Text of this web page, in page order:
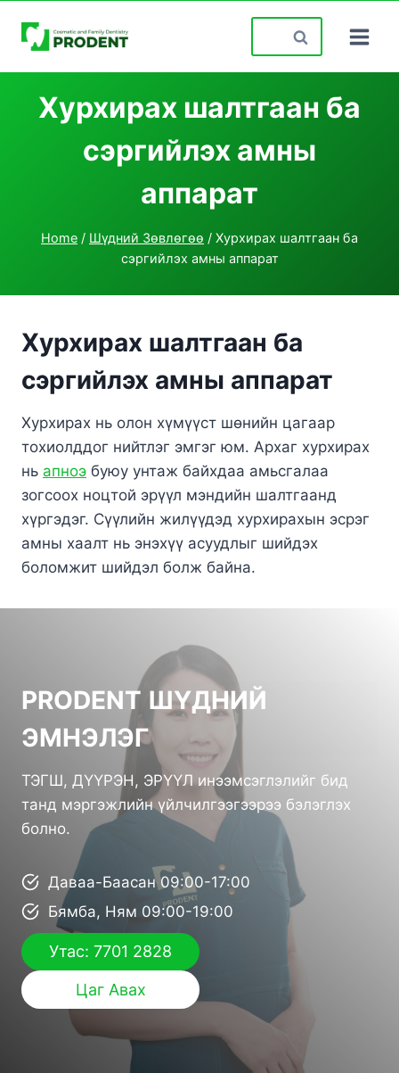
Search
for:
Хурхирах шалтгаан ба
сэргийлэх амны
аппарат
Home / Шүдний Зөвлөгөө / Хурхирах шалтгаан ба
сэргийлэх амны аппарат
Хурхирах шалтгаан ба
сэргийлэх амны аппарат
Хурхирах нь олон хүмүүст шөнийн цагаар
тохиолддог нийтлэг эмгэг юм. Архаг хурхирах
нь апноэ буюу унтаж байхдаа амьсгалаа
зогсоох ноцтой эрүүл мэндийн шалтгаанд
хүргэдэг. Сүүлийн жилүүдэд хурхирахын эсрэг
амны хаалт нь энэхүү асуудлыг шийдэх
боломжит шийдэл болж байна.
PRODENT ШҮДНИЙ
ЭМНЭЛЭГ
ТЭГШ, ДҮҮРЭН, ЭРҮҮЛ инээмсэглэлийг бид
танд мэргэжлийн үйлчилгээгээрээ бэлэглэх
болно.
Даваа-Баасан 09:00-17:00
Бямба, Ням 09:00-19:00
Утас: 7701 2828
Цаг Авах